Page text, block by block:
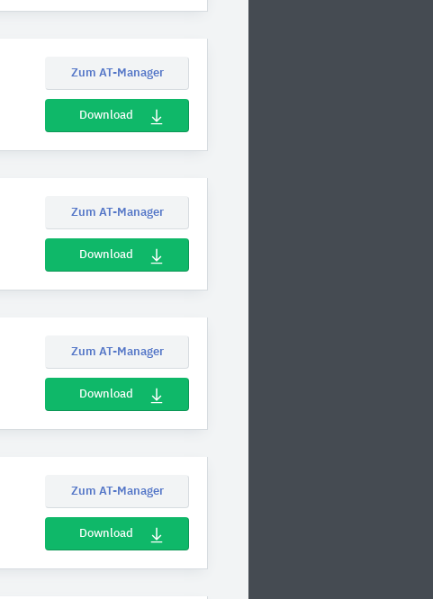
Zum AT-Manager
Download
Zum AT-Manager
Download
Zum AT-Manager
Download
Zum AT-Manager
Download